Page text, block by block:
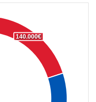
140.000€